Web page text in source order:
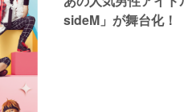
sideM」が舞台化！